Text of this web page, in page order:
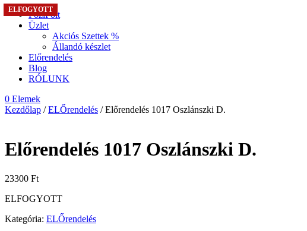
FoziFolt
Üzlet
Akciós Szettek %
Állandó készlet
Előrendelés
Blog
RÓLUNK
0 Elemek
Kezdőlap /ELŐrendelés / Előrendelés 1017 Oszlánszki D.
ELFOGYOTT
Előrendelés 1017 Oszlánszki D.
23300 Ft
ELFOGYOTT
Kategória: ELŐrendelés
ELFOGYOTT
ELFOGYOTT
ELFOGYOTT